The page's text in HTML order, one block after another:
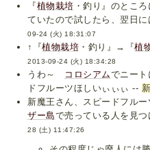
『植物栽培 ・釣り』のとこ
ていたので試したら、翌日
09-24 (火) 18:31:07
↑『植物栽培 ・釣り』→『植
2013-09-24 (火) 18:34:28
うわ～ コロシアムでニー
ドフルーツほしいぃぃぃ --
新魔王さん、スピードフル
ザー島で売っている人を見
28 (土) 11:47:26